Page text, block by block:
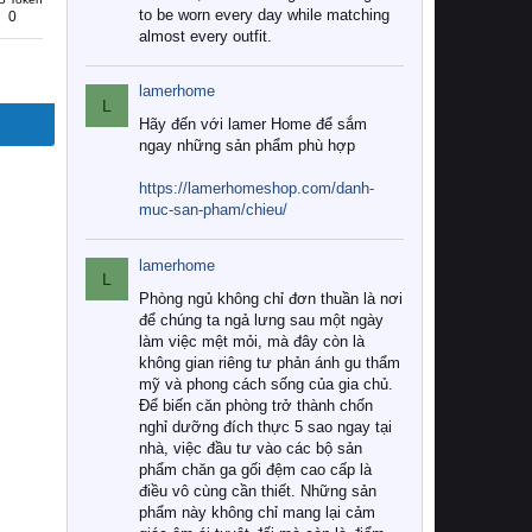
0
to be worn every day while matching
almost every outfit.
L
lamerhome
Hãy đến với lamer Home để sắm
ngay những sản phẩm phù hợp
https://lamerhomeshop.com/danh-
muc-san-pham/chieu/
L
lamerhome
Phòng ngủ không chỉ đơn thuần là nơi
để chúng ta ngả lưng sau một ngày
làm việc mệt mỏi, mà đây còn là
không gian riêng tư phản ánh gu thẩm
mỹ và phong cách sống của gia chủ.
Để biến căn phòng trở thành chốn
nghỉ dưỡng đích thực 5 sao ngay tại
nhà, việc đầu tư vào các bộ sản
phẩm chăn ga gối đệm cao cấp là
điều vô cùng cần thiết. Những sản
phẩm này không chỉ mang lại cảm